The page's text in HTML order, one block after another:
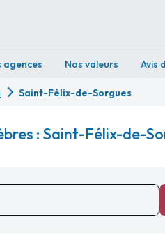
agences Nos valeurs Avis
Saint-Félix-de-Sorgues
: Saint-Félix-de-